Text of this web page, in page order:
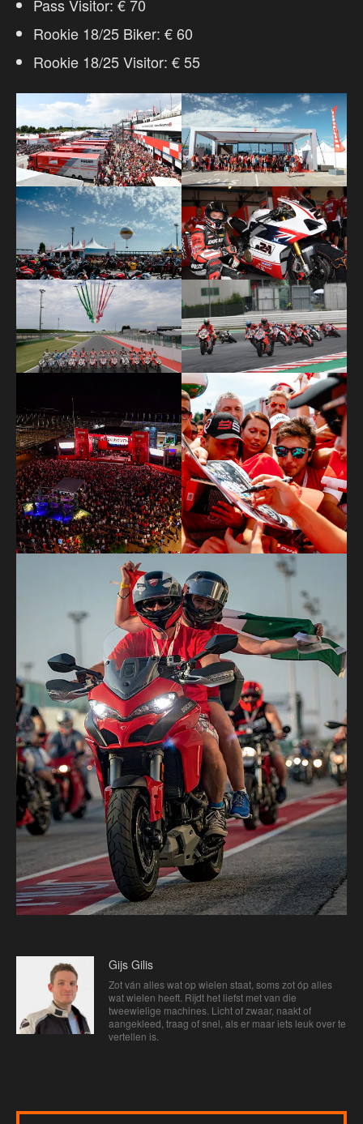
Pass Visitor: € 70
Rookie 18/25 Biker: € 60
Rookie 18/25 Visitor: € 55
Gijs Gilis
Zot ván alles wat op wielen staat, soms zot óp alles
wat wielen heeft. Rijdt het liefst met van die
tweewielige machines. Licht of zwaar, naakt of
aangekleed, traag of snel, als er maar iets leuk over te
vertellen is.